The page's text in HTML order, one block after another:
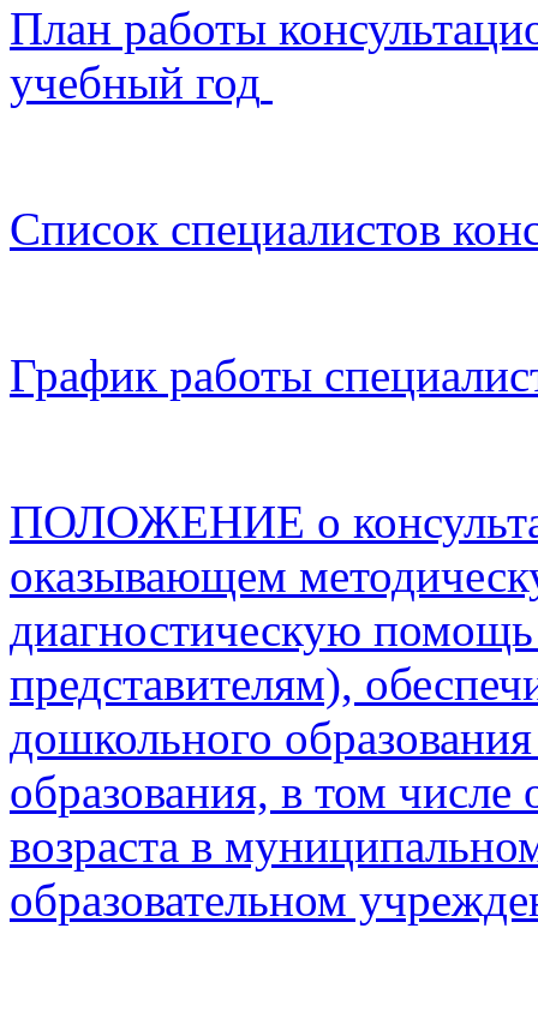
План работы
учебный год
Список специалистов к
График работы
ПОЛОЖЕНИЕ о
оказывающем
диагностическую
представителям),
дошкольного
образования, в том
возраста в
образовательном